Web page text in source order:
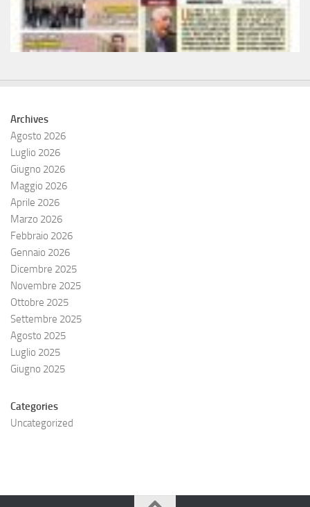
Archives
Agosto 2026
Luglio 2026
Giugno 2026
Maggio 2026
Aprile 2026
Marzo 2026
Febbraio 2026
Gennaio 2026
Dicembre 2025
Novembre 2025
Ottobre 2025
Settembre 2025
Agosto 2025
Luglio 2025
Giugno 2025
Categories
Uncategorized